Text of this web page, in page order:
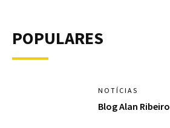
POPULARES
NOTÍCIAS
Blog Alan Ribeiro